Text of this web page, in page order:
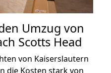
Umzug von
Scotts Head
von Kaiserslautern
die Kosten stark von